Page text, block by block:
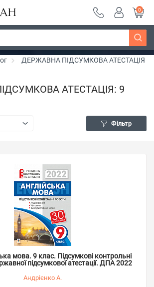
~ знижка 20%
0
ДЕРЖАВНА ПІДСУМКОВА АТЕСТАЦІЯ
АТЕСТАЦІЯ: 9
Фільтр
мова. 9 клас. Підсумкові контрольні
підсумкової атестації. ДПА 2022
Андрієнко А.